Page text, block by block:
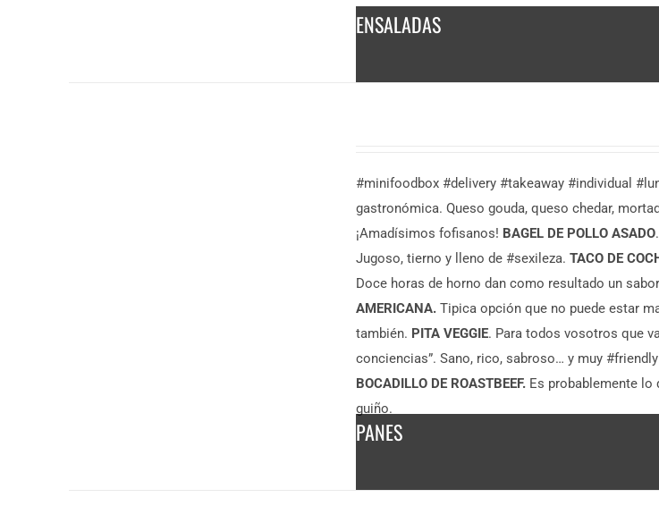
ENSALADAS
PANES
#minifoodbox #delivery #takeaway #individual
gastronómica. Queso gouda, queso chedar,
¡Amadísimos fofisanos! BAGEL DE POLLO ASADO
Jugoso, tierno y lleno de #sexileza.TACO DE
Doce horas de horno dan como resultado un
AMERICANA. Tipica opción que no puede estar
también. PITA VEGGIE. Para todos vosotros que
conciencias”. Sano, rico, sabroso… y muy #friendly
BOCADILLO DE ROASTBEEF. Es probablemente lo
guiño.